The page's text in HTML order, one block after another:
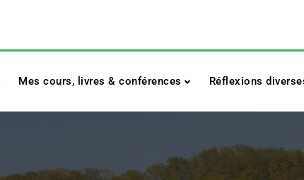
Mes cours, livres & conférences Réflexions